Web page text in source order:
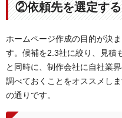
②依頼先を選定する
ホームページ作成の目的が決
す。候補を2.3社に絞り、見積
と同時に、制作会社に自社業
調べておくことをオススメし
の通りです。